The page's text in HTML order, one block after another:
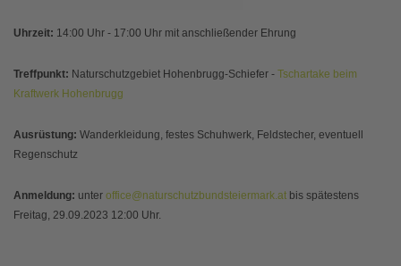
Uhrzeit: 14:00 Uhr - 17:00 Uhr mit anschließender Ehrung
Treffpunkt: Naturschutzgebiet Hohenbrugg-Schiefer - Tschartake beim
Kraftwerk Hohenbrugg
Ausrüstung: Wanderkleidung, festes Schuhwerk, Feldstecher, eventuell
Regenschutz
Anmeldung: unter office@naturschutzbundsteiermark.at bis spätestens
Freitag, 29.09.2023 12:00 Uhr.